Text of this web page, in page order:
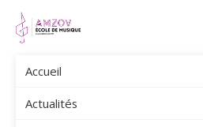
Accueil
Actualités